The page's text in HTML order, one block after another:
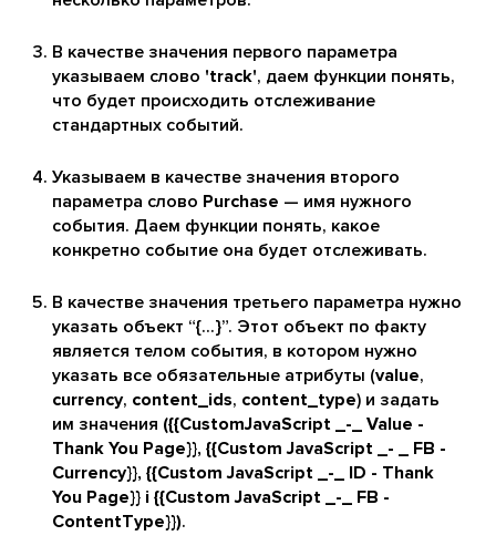
В качестве значения первого параметра
указываем слово 'track', даем функции понять,
что будет происходить отслеживание
стандартных событий.
Указываем в качестве значения второго
параметра слово Purchase — имя нужного
события. Даем функции понять, какое
конкретно событие она будет отслеживать.
В качестве значения третьего параметра нужно
указать объект “{...}”. Этот объект по факту
является телом события, в котором нужно
указать все обязательные атрибуты (value,
currency, content_ids, content_type) и задать
им значения ({{CustomJavaScript _-_ Value -
Thank You Page}}, {{Custom JavaScript _- _ FB -
Currency}}, {{Custom JavaScript _-_ ID - Thank
You Page}} і {{Custom JavaScript _-_ FB -
ContentType}}).